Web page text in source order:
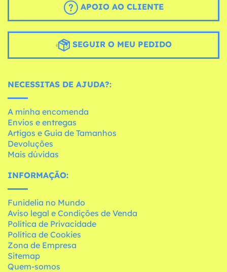
APOIO AO CLIENTE
SEGUIR O MEU PEDIDO
NECESSITAS DE AJUDA?:
A minha encomenda
Envios e entregas
Artigos e Guia de Tamanhos
Devoluções
Mais dúvidas
INFORMAÇÃO:
Funidelia no Mundo
Aviso legal e Condições de Venda
Política de Privacidade
Política de Cookies
Zona de Empresa
Sitemap
Quem-somos